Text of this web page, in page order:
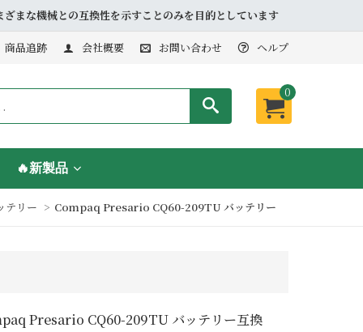
まな機械との互換性を示すことのみを目的としています
商品追跡 会社概要 お問い合わせ ヘルプ
0
🔥新製品
テリー Compaq Presario CQ60-209TU バッテリー
Presario CQ60-209TU バッテリー互換